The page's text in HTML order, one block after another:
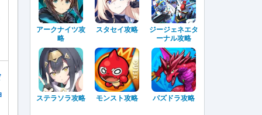
アークナイツ攻
略
スタセイ攻略
ジージェネエタ
ーナル攻略
ステラソラ攻略 モンスト攻略 パズドラ攻略